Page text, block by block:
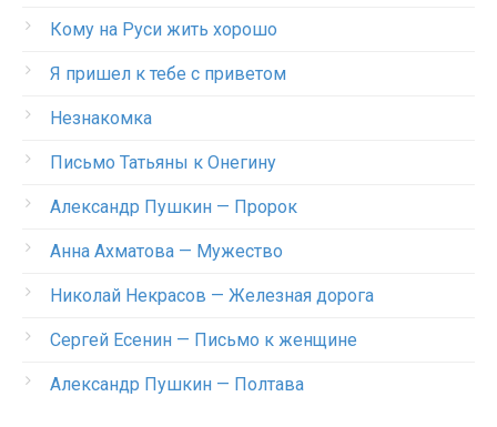
Кому на Руси жить хорошо
Я пришел к тебе с приветом
Незнакомка
Письмо Татьяны к Онегину
Александр Пушкин — Пророк
Анна Ахматова — Мужество
Николай Некрасов — Железная дорога
Сергей Есенин — Письмо к женщине
Александр Пушкин — Полтава